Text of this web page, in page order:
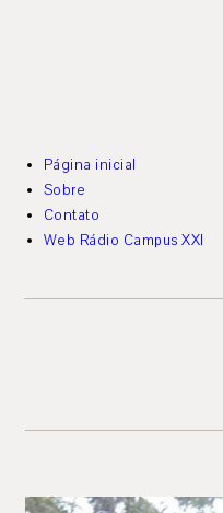
Página inicial
Sobre
Contato
Web Rádio Campus XXI